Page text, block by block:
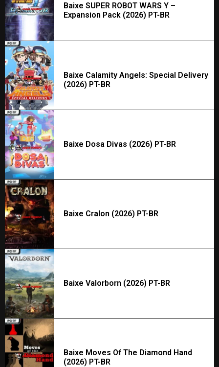
Baixe SUPER ROBOT WARS Y –
Expansion Pack (2026) PT-BR
Baixe Calamity Angels: Special Delivery
(2026) PT-BR
Baixe Dosa Divas (2026) PT-BR
Baixe Cralon (2026) PT-BR
Baixe Valorborn (2026) PT-BR
Baixe Moves Of The Diamond Hand
(2026) PT-BR